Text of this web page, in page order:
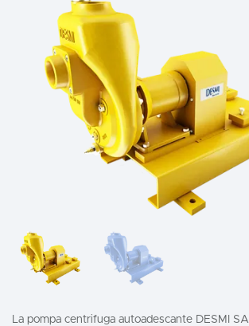
La pompa centrifuga autoadescante DESMI SA